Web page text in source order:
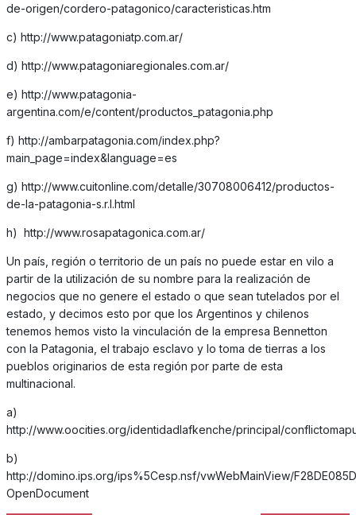
de-origen/cordero-patagonico/caracteristicas.htm
c) http://www.patagoniatp.com.ar/
d) http://www.patagoniaregionales.com.ar/
e) http://www.patagonia-
argentina.com/e/content/productos_patagonia.php
f) http://ambarpatagonia.com/index.php?
main_page=index&language=es
g) http://www.cuitonline.com/detalle/30708006412/productos-
de-la-patagonia-s.r.l.html
h) http://www.rosapatagonica.com.ar/
Un país, región o territorio de un país no puede estar en vilo a
partir de la utilización de su nombre para la realización de
negocios que no genere el estado o que sean tutelados por el
estado, y decimos esto por que los Argentinos y chilenos
tenemos hemos visto la vinculación de la empresa Bennetton
con la Patagonia, el trabajo esclavo y lo toma de tierras a los
pueblos originarios de esta región por parte de esta
multinacional.
a)
http://www.oocities.org/identidadlafkenche/principal/
b)
http://domino.ips.org/ips%5Cesp.nsf/vwWebMainView/
OpenDocument